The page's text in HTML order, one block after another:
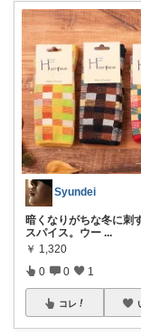
Syundei
暗くなりがちな冬に刺
スパイス。ウー ...
￥ 1,320
0 0 1
コレ